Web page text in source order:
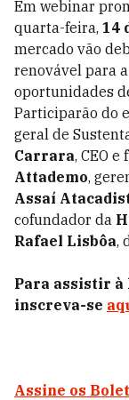
Em webinar
quarta-feira, 14
mercado vão
renovável para
oportunidades
Participarão do
geral de
Carrara, CEO
Attademo,
Assaí
cofundador da
Rafael Lisbôa,
Para assistir à
inscreva-se
Assine os